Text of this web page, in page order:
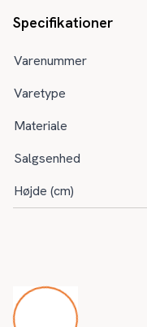
Specifikationer
Varenummer
Varetype
Materiale
Salgsenhed
Højde (cm)